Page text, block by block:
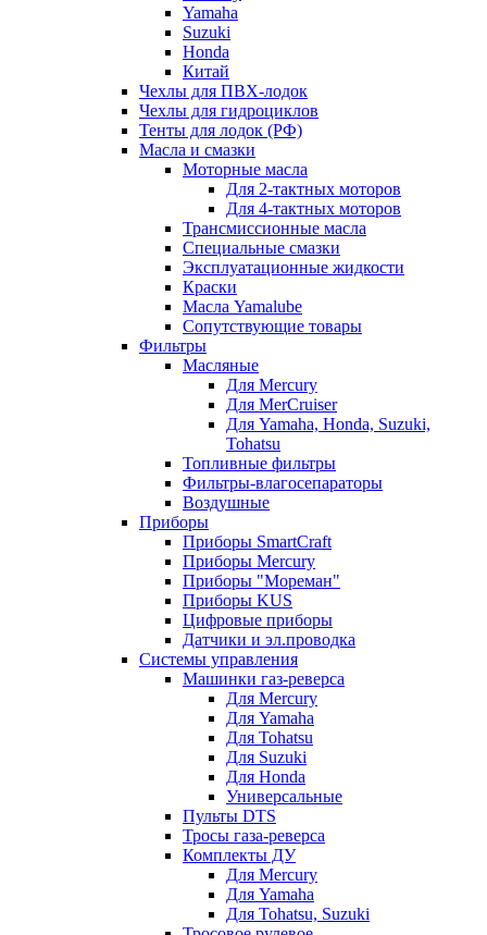
Yamaha
Suzuki
Honda
Китай
Чехлы для ПВХ-лодок
Чехлы для гидроциклов
Тенты для лодок (РФ)
Масла и смазки
Моторные масла
Для 2-тактных моторов
Для 4-тактных моторов
Трансмиссионные масла
Специальные смазки
Эксплуатационные жидкости
Краски
Масла Yamalube
Сопутствующие товары
Фильтры
Масляные
Для Mercury
Для MerCruiser
Для Yamaha, Honda, Suzuki,
Tohatsu
Топливные фильтры
Фильтры-влагосепараторы
Воздушные
Приборы
Приборы SmartCraft
Приборы Mercury
Приборы "Мореман"
Приборы KUS
Цифровые приборы
Датчики и эл.проводка
Системы управления
Машинки газ-реверса
Для Mercury
Для Yamaha
Для Tohatsu
Для Suzuki
Для Honda
Универсальные
Пульты DTS
Тросы газа-реверса
Комплекты ДУ
Для Mercury
Для Yamaha
Для Tohatsu, Suzuki